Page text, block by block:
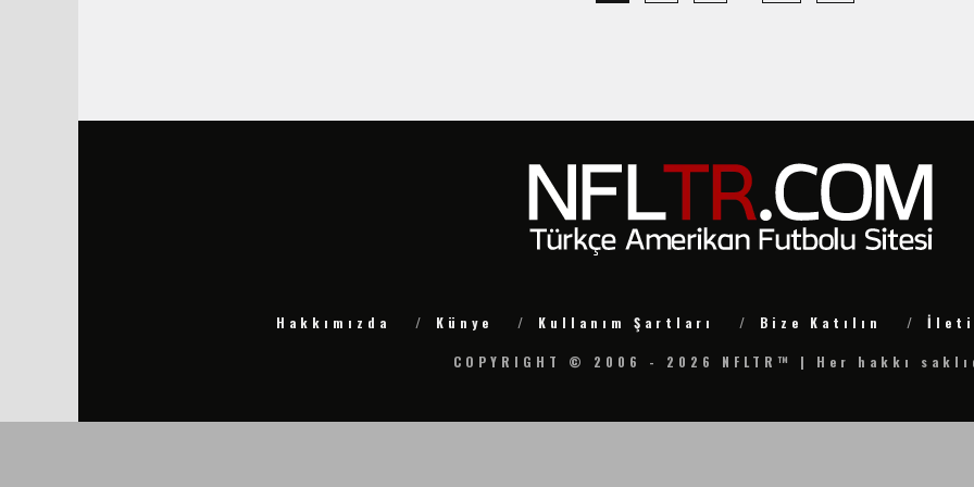
Hakkımızda Künye Kullanım Şartları Bize Katılın
COPYRIGHT © 2006 - 2026 NFLTR™ | Her hakkı